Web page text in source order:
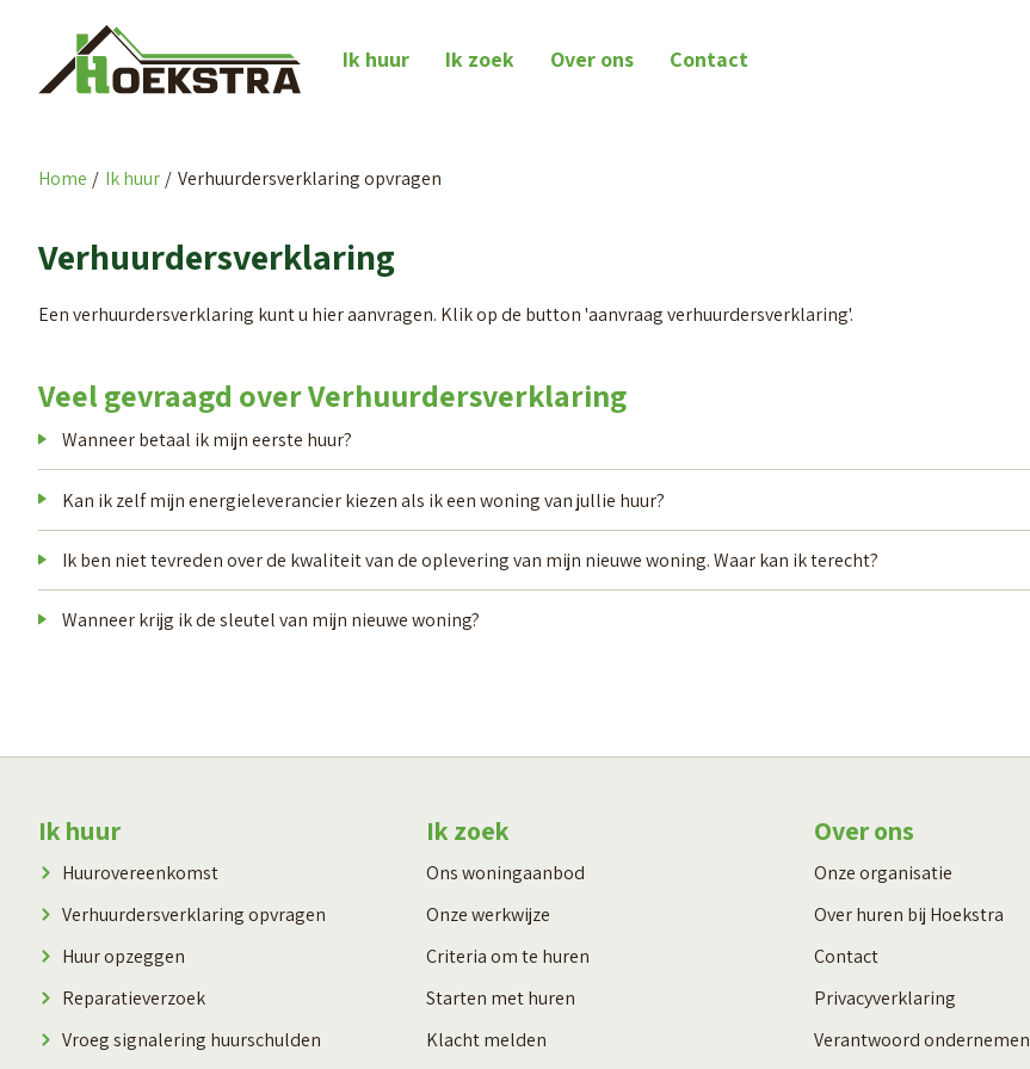
Naar hoofdinhoud
Naar hoofdnavigatiemenu
Naar zoeken
Naar de homepage
Ik huur Ik zoek Over ons Contact
Home Ik huur Verhuurdersverklaring opvragen
Verhuurdersverklaring
Een verhuurdersverklaring kunt u hier aanvragen. Klik op de button 'aanvraag verhuurdersverklaring'.
Veel gevraagd over Verhuurdersverklaring
Wanneer betaal ik mijn eerste huur?
Kan ik zelf mijn energieleverancier kiezen als ik een woning van jullie huur?
Ik ben niet tevreden over de kwaliteit van de oplevering van mijn nieuwe woning. Waar kan ik terecht?
Wanneer krijg ik de sleutel van mijn nieuwe woning?
Contactinformatie
Ik huur
Huurovereenkomst
Verhuurdersverklaring opvragen
Huur opzeggen
Reparatieverzoek
Vroeg signalering huurschulden
Ik zoek
Ons woningaanbod
Onze werkwijze
Criteria om te huren
Starten met huren
Klacht melden
Over ons
Onze organisatie
Over huren bij Hoekstra
Contact
Privacyverklaring
Verantwoord ondernemen